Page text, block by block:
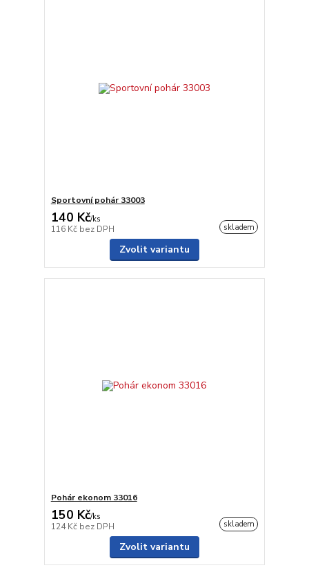
Sportovní pohár 33003
140 Kč/ks
116 Kč bez DPH skladem
Zvolit variantu
Pohár ekonom 33016
150 Kč/ks
124 Kč bez DPH skladem
Zvolit variantu